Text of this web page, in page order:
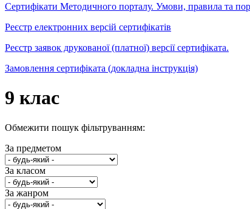
Сертифікати Методичного порталу. Умови, правила та
Реєстр електронних версій сертифікатів
Реєстр заявок друкованої (платної) версії сертифіката.
Замовлення сертифіката (докладна інструкція)
9 клас
Обмежити пошук фільтруванням:
За предметом
За класом
За жанром